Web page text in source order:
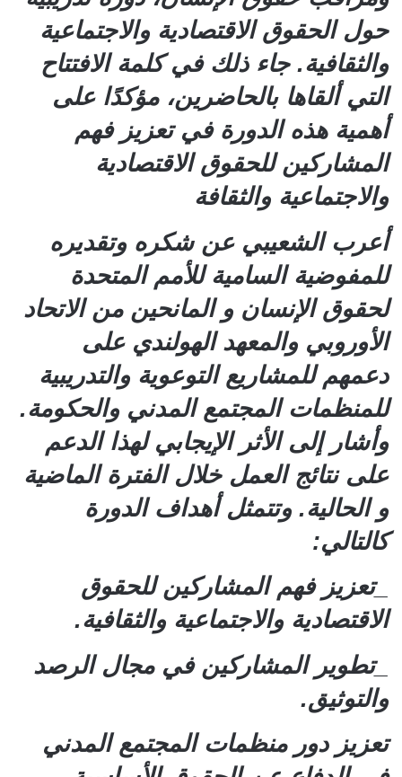
حول الحقوق الاقتصادية والاجتماعية
والثقافية. جاء ذلك في كلمة الافتتاح
التي ألقاها بالحاضرين، مؤكدًا على
أهمية هذه الدورة في تعزيز فهم
المشاركين للحقوق الاقتصادية
والاجتماعية والثقافة
أعرب الشعيبي عن شكره وتقديره
للمفوضية السامية للأمم المتحدة
لحقوق الإنسان و المانحين من الاتحاد
الأوروبي والمعهد الهولندي على
دعمهم للمشاريع التوعوية والتدريبية
للمنظمات المجتمع المدني والحكومة.
وأشار إلى الأثر الإيجابي لهذا الدعم
على نتائج العمل خلال الفترة الماضية
و الحالية. وتتمثل أهداف الدورة
كالتالي:
_تعزيز فهم المشاركين للحقوق
الاقتصادية والاجتماعية والثقافية.
_تطوير المشاركين في مجال الرصد
والتوثيق.
تعزيز دور منظمات المجتمع المدني